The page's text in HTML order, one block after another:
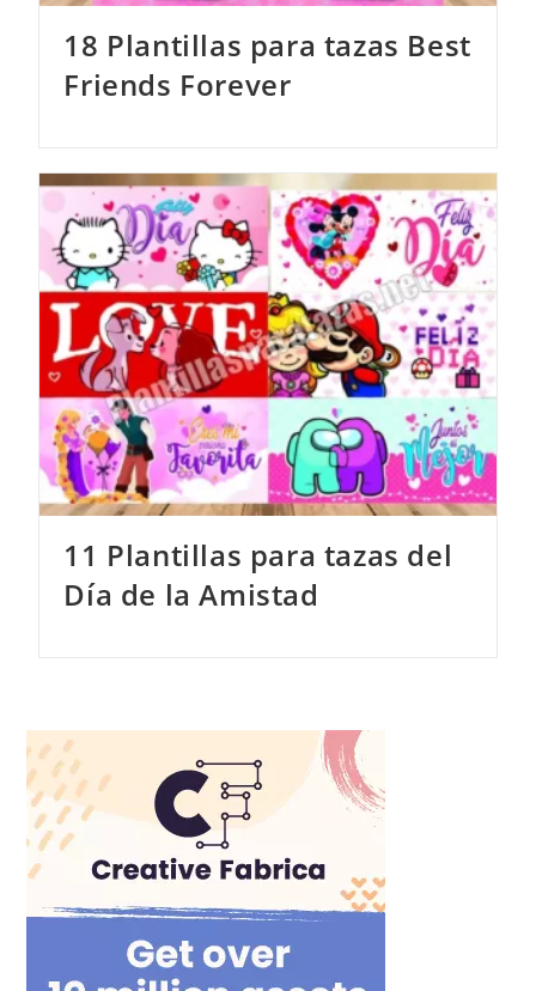
18 Plantillas para tazas Best
Friends Forever
11 Plantillas para tazas del
Día de la Amistad